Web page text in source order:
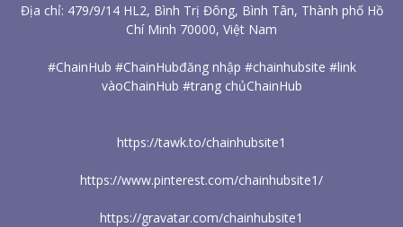
Địa chỉ: 479/9/14 HL2, Bình Trị Đông, Bình Tân, Thành phố Hồ
Chí Minh 70000, Việt Nam
#ChainHub #ChainHubđăng nhập #chainhubsite #link
vàoChainHub #trang chủChainHub
https://tawk.to/chainhubsite1
https://www.pinterest.com/chainhubsite1/
https://gravatar.com/chainhubsite1